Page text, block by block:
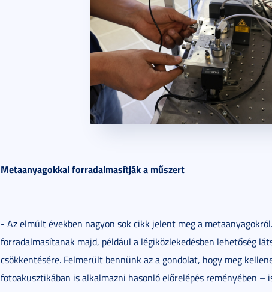
Metaanyagokkal forradalmasítják a műszert
- Az elmúlt években nagyon sok cikk jelent meg a
forradalmasítanak majd, például a légiközlekedésben lehetőség
csökkentésére. Felmerült bennünk az a gondolat, hogy meg
fotoakusztikában is alkalmazni hasonló előrelépés reményében –